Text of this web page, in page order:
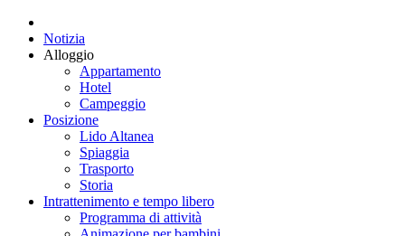
Notizia
Alloggio
Appartamento
Hotel
Campeggio
Posizione
Lido Altanea
Spiaggia
Trasporto
Storia
Intrattenimento e tempo libero
Programma di attività